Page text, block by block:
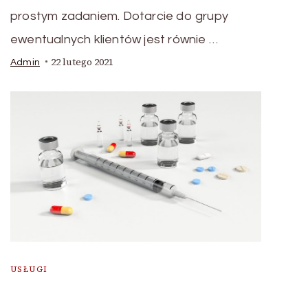
prostym zadaniem. Dotarcie do grupy
ewentualnych klientów jest równie …
Admin 22 lutego 2021
USŁUGI